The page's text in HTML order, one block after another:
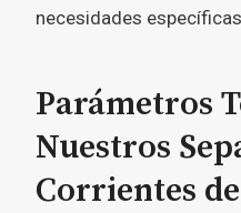
necesidades
Parámetros
Nuestros
Corrientes